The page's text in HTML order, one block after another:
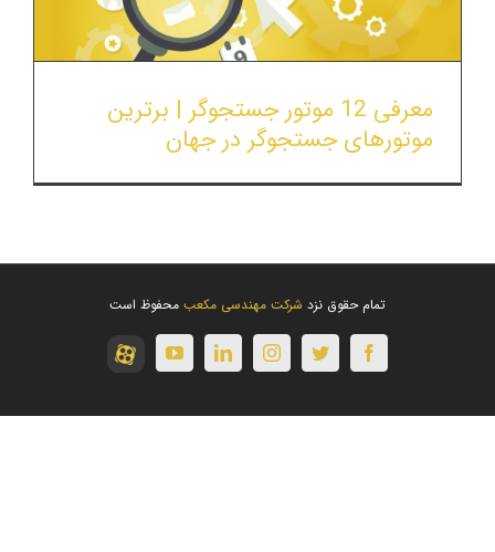
معرفی 12 موتور جستجوگر | برترین
موتورهای جستجوگر در جهان
تمام حقوق نزد شرکت مهندسی مکعب محفوظ است
facebook
twitter
instagram
linkedin
youtube
آپارات